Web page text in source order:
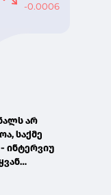
არ
საქმე
ინტერვიუ